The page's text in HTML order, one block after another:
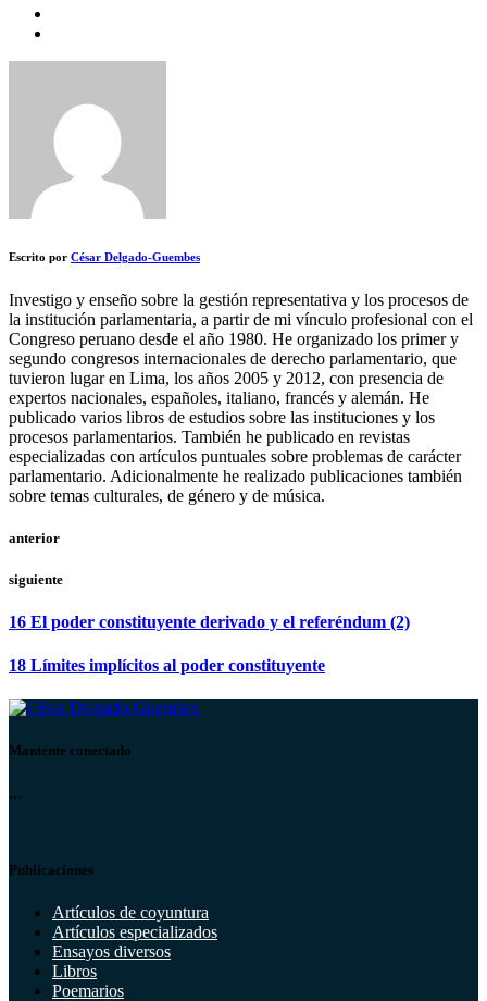
Escrito por César Delgado-Guembes
Investigo y enseño sobre la gestión representativa y los procesos de
la institución parlamentaria, a partir de mi vínculo profesional con el
Congreso peruano desde el año 1980. He organizado los primer y
segundo congresos internacionales de derecho parlamentario, que
tuvieron lugar en Lima, los años 2005 y 2012, con presencia de
expertos nacionales, españoles, italiano, francés y alemán. He
publicado varios libros de estudios sobre las instituciones y los
procesos parlamentarios. También he publicado en revistas
especializadas con artículos puntuales sobre problemas de carácter
parlamentario. Adicionalmente he realizado publicaciones también
sobre temas culturales, de género y de música.
anterior
siguiente
16 El poder constituyente derivado y el referéndum (2)
18 Límites implícitos al poder constituyente
Mantente conectado
...
Publicaciones
Artículos de coyuntura
Artículos especializados
Ensayos diversos
Libros
Poemarios